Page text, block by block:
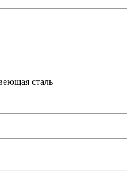
сталь